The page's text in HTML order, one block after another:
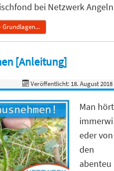
bei Netzwerk Angeln
Grundlagen...
[Anleitung]
Veröffentlicht: 18. August 2018
Man hört
immerwi
eder von
den
abenteu